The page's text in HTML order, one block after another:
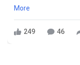
More
249 46